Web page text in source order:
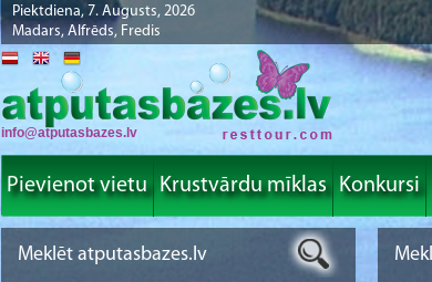
Piektdiena, 7. Augusts, 2026
Madars, Alfrēds, Fredis
info@atputasbazes.lv
Pievienot vietu Krustvārdu mīklas Konkursi